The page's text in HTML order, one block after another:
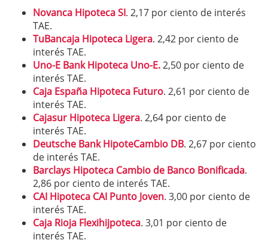
Novanca Hipoteca SI. 2,17 por ciento de interés
TAE.
TuBancaja Hipoteca Ligera. 2,42 por ciento de
interés TAE.
Uno-E Bank Hipoteca Uno-E.2,50 por ciento de
interés TAE.
Caja España Hipoteca Futuro. 2,61 por ciento de
interés TAE.
Cajasur Hipoteca Ligera. 2,64 por ciento de
interés TAE.
Deutsche Bank HipoteCambio DB. 2,67 por ciento
de interés TAE.
Barclays Hipoteca Cambio de Banco Bonificada.
2,86 por ciento de interés TAE.
CAI Hipoteca CAI Punto Joven. 3,00 por ciento de
interés TAE.
Caja Rioja Flexihijpoteca. 3,01 por ciento de
interés TAE.